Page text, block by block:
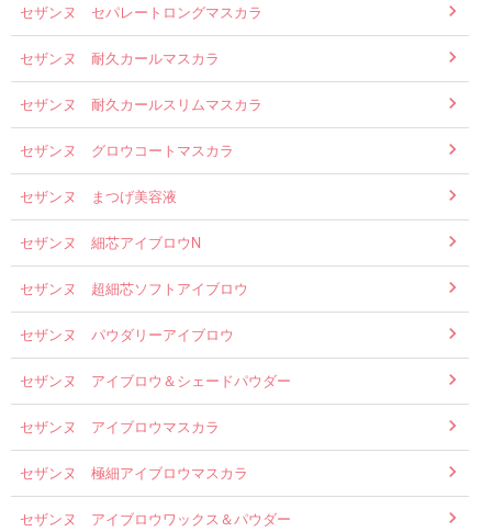
セザンヌ セパレートロングマスカラ
セザンヌ 耐久カールマスカラ
セザンヌ 耐久カールスリムマスカラ
セザンヌ グロウコートマスカラ
セザンヌ まつげ美容液
セザンヌ 細芯アイブロウN
セザンヌ 超細芯ソフトアイブロウ
セザンヌ パウダリーアイブロウ
セザンヌ アイブロウ＆シェードパウダー
セザンヌ アイブロウマスカラ
セザンヌ 極細アイブロウマスカラ
セザンヌ アイブロウワックス＆パウダー